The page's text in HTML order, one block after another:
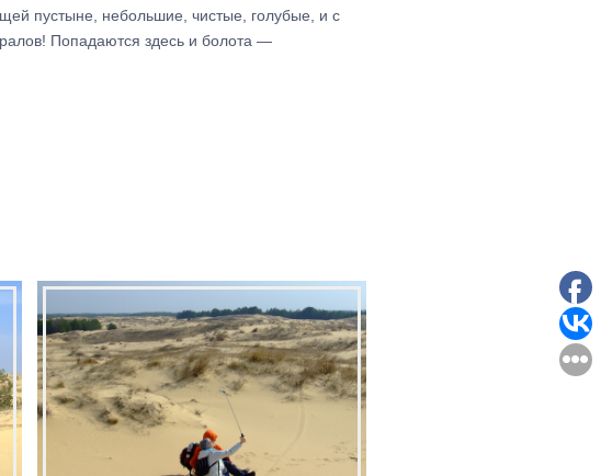
пустыне, небольшие, чистые, голубые, и с
Попадаются здесь и болота —